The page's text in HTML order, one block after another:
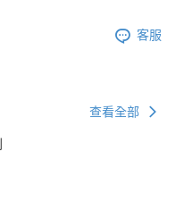
客服
查看全部